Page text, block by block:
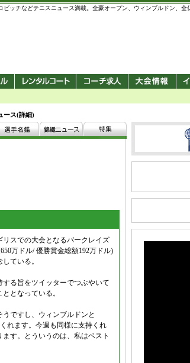
ッチなどテニスニュース満載。全豪オープン、ウィンブルドン、全
ース(詳細)
スでの大会となるバークレイズ
万ドル/ 優勝賞金総額192万ドル)
ている。
る旨をツイッターでつぶやいて
となっている。
ですし、ウィンブルドンと
れます。今週も同様に支持くれ
す。とういうのは、私はベスト